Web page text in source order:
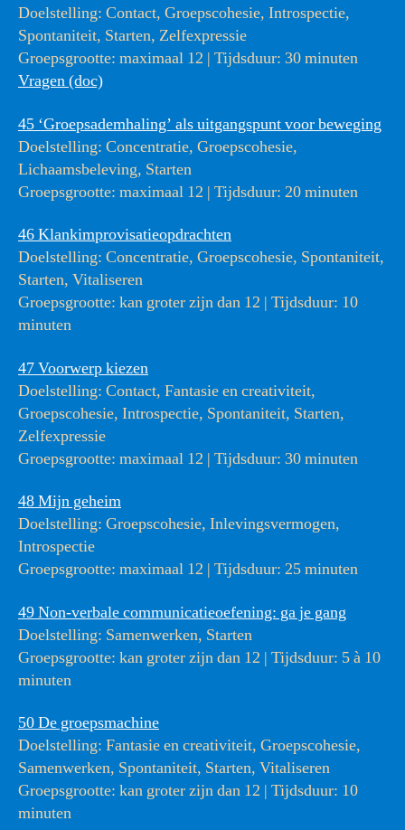
Doelstelling: Contact, Groepscohesie, Introspectie,
Spontaniteit, Starten, Zelfexpressie
Groepsgrootte: maximaal 12 | Tijdsduur: 30 minuten
Vragen (doc)
45 ‘Groepsademhaling’ als uitgangspunt voor beweging
Doelstelling: Concentratie, Groepscohesie,
Lichaamsbeleving, Starten
Groepsgrootte: maximaal 12 | Tijdsduur: 20 minuten
46 Klankimprovisatieopdrachten
Doelstelling: Concentratie, Groepscohesie, Spontaniteit,
Starten, Vitaliseren
Groepsgrootte: kan groter zijn dan 12 | Tijdsduur: 10
minuten
47 Voorwerp kiezen
Doelstelling: Contact, Fantasie en creativiteit,
Groepscohesie, Introspectie, Spontaniteit, Starten,
Zelfexpressie
Groepsgrootte: maximaal 12 | Tijdsduur: 30 minuten
48 Mijn geheim
Doelstelling: Groepscohesie, Inlevingsvermogen,
Introspectie
Groepsgrootte: maximaal 12 | Tijdsduur: 25 minuten
49 Non-verbale communicatieoefening: ga je gang
Doelstelling: Samenwerken, Starten
Groepsgrootte: kan groter zijn dan 12 | Tijdsduur: 5 à 10
minuten
50 De groepsmachine
Doelstelling: Fantasie en creativiteit, Groepscohesie,
Samenwerken, Spontaniteit, Starten, Vitaliseren
Groepsgrootte: kan groter zijn dan 12 | Tijdsduur: 10
minuten